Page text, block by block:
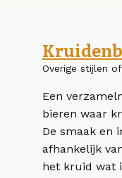
Overige stijlen
Een
bieren waar
De smaak en
afhankelijk
het kruid wat